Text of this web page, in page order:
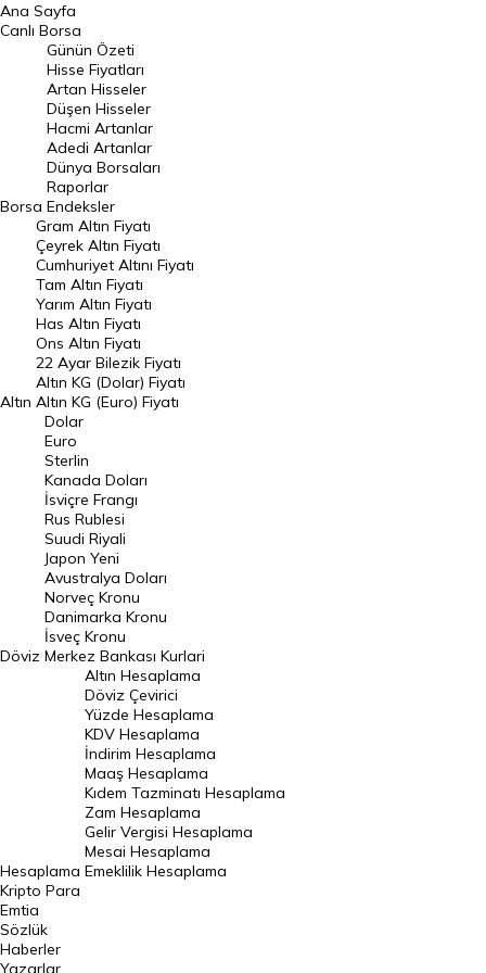
BIST 100 Hisseleri
En Çok Artan Hisseler
En Çok Düşen Hisseler
Hacmi Artanlar
Geçmiş Kapanışlar
Dünya Borsaları
Raporlar
Endeksler
DÖVİZ
Döviz Kuru
Dolar Kuru
Euro Kuru
Pound Kuru
Frank Kuru
Riyal Kuru
Avustralya Doları
Danimarka Kronu Kuru
Kanada Doları Kuru
Norveç Kronu Kuru
İsveç Kronu Kuru
Japon Yeni Kuru
Serbest Piyasa Döviz Kurları
Merkez Bankası Döviz Kurları
Altın Fiyatları
Gram Altın Fiyatı
Çeyrek Altın Fiyatı
Ana Sayfa
Canlı Borsa
Borsa
Günün Özeti
Hisse Fiyatları
Artan Hisseler
Düşen Hisseler
Hacmi Artanlar
Adedi Artanlar
Dünya Borsaları
Raporlar
Endeksler
Altın
Gram Altın Fiyatı
Çeyrek Altın Fiyatı
Cumhuriyet Altını Fiyatı
Tam Altın Fiyatı
Yarım Altın Fiyatı
Has Altın Fiyatı
Ons Altın Fiyatı
22 Ayar Bilezik Fiyatı
Altın KG (Dolar) Fiyatı
Altın KG (Euro) Fiyatı
Döviz
Dolar
Euro
Sterlin
Kanada Doları
İsviçre Frangı
Rus Rublesi
Suudi Riyali
Japon Yeni
Avustralya Doları
Norveç Kronu
Danimarka Kronu
İsveç Kronu
Merkez Bankası Kurlari
Hesaplama
Altın Hesaplama
Döviz Çevirici
Yüzde Hesaplama
KDV Hesaplama
İndirim Hesaplama
Maaş Hesaplama
Kıdem Tazminatı Hesaplama
Zam Hesaplama
Gelir Vergisi Hesaplama
Mesai Hesaplama
Emeklilik Hesaplama
Kripto Para
Emtia
Sözlük
Haberler
Yazarlar